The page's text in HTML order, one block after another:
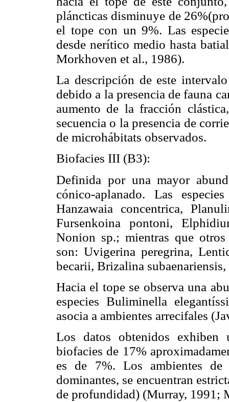
pláncticas disminuye de
el tope con un 9%. Las
desde nerítico medio hasta
Morkhoven et al., 1986).
La descripción de este
debido a la presencia de fauna
aumento de la fracción
secuencia o la presencia de
de microhábitats observados.
Biofacies III (B3):
Definida por una mayor
cónico-aplanado. Las
Hanzawaia concentrica,
Fursenkoina pontoni,
Nonion sp.; mientras que
son: Uvigerina peregrina,
becarii, Brizalina
Hacia el tope se observa una
especies Buliminella
asocia a ambientes arrecifales
Los datos obtenidos exhiben
biofacies de 17%
es de 7%. Los ambientes de
dominantes, se encuentran
de profundidad) (Murray, 1991;